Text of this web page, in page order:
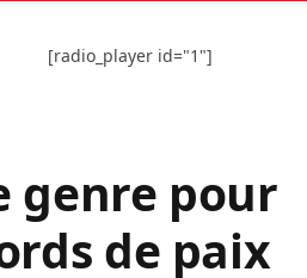
[radio_player id="1"]
genre pour
de paix